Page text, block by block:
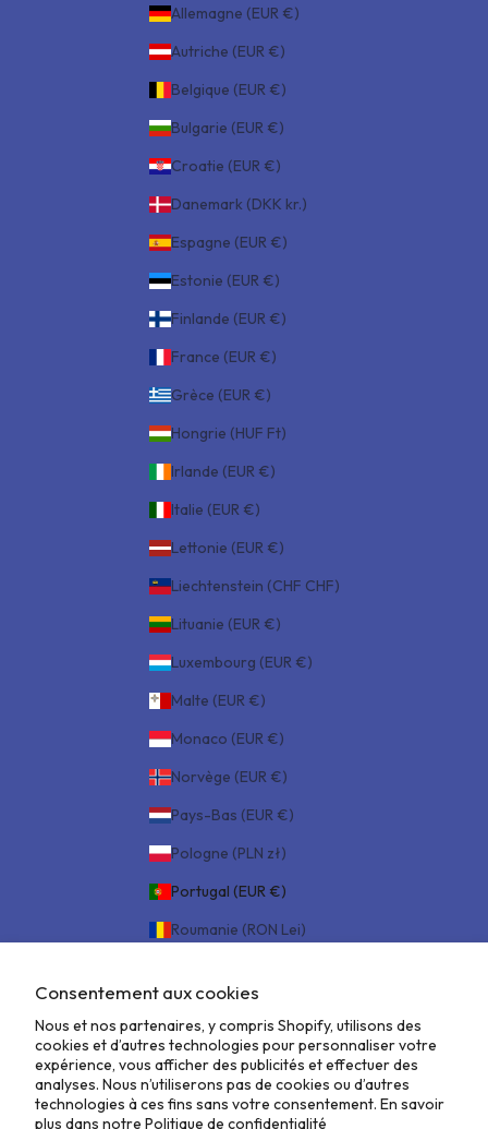
Consentement aux cookies
Nous et nos partenaires, y compris Shopify, utilisons des
cookies et d’autres technologies pour personnaliser votre
expérience, vous afficher des publicités et effectuer des
analyses. Nous n’utiliserons pas de cookies ou d’autres
technologies à ces fins sans votre consentement. En savoir
plus dans notre Politique de confidentialité
Allemagne (EUR €)
Autriche (EUR €)
Belgique (EUR €)
Bulgarie (EUR €)
Croatie (EUR €)
Danemark (DKK kr.)
Espagne (EUR €)
Estonie (EUR €)
Finlande (EUR €)
France (EUR €)
Grèce (EUR €)
Hongrie (HUF Ft)
Irlande (EUR €)
Italie (EUR €)
Lettonie (EUR €)
Liechtenstein (CHF CHF)
Lituanie (EUR €)
Luxembourg (EUR €)
Malte (EUR €)
Monaco (EUR €)
Norvège (EUR €)
Pays-Bas (EUR €)
Pologne (PLN zł)
Portugal (EUR €)
Roumanie (RON Lei)
Slovaquie (EUR €)
Slovénie (EUR €)
Suisse (CHF CHF)